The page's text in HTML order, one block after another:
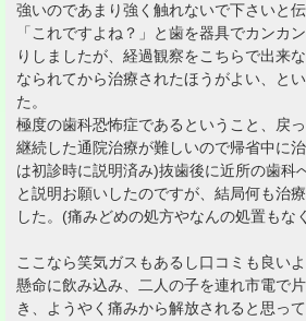
強いのであまり強く触れないで下さいと
「これですよね？」と歯を器具でカンカ
りしましたが、経過観察をこちらで出来
なられてから治療されたほうがよい、と
た。
極度の歯科恐怖症であるということ、戻
継続した通院治療が難しいので帰省中に
は初診時に説明済み)抜歯後に近所の歯科
と説明お願いしたのですが、結局何も治
した。(痛みどめの処方やなんの処置もな
ここなら笑気ガスもあるし口コミも良い
懸命に飲み込み、二人の子を連れ市電で
き、ようやく痛みから解放されると思っ